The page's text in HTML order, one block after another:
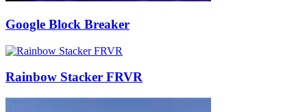
Google Block Breaker
Rainbow Stacker FRVR